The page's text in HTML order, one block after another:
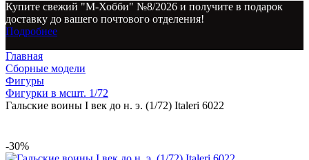
Купите свежий "М-Хобби" №8/2026 и получите в подарок
доставку до вашего почтового отделения!
Подробнее
Главная
Сборные модели
Фигуры
Фигурки в мсшт. 1/72
Гальские воины I век до н. э. (1/72) Italeri 6022
-30%